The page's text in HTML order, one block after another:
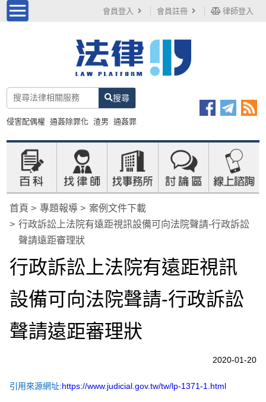
會員登入 會員註冊 律師登入
搜尋
侵害配偶權 通姦除罪化 渣男 通姦罪
首頁 專題報導
案例文件下載
行政訴訟上法院有遠距視訊設備可向法院聲請-行政訴訟
聲請遠距審理狀
行政訴訟上法院有遠距視訊
設備可向法院聲請-行政訴訟
聲請遠距審理狀
2020-01-20
引用來源網址:https://www.judicial.gov.tw/tw/lp-1371-1.html